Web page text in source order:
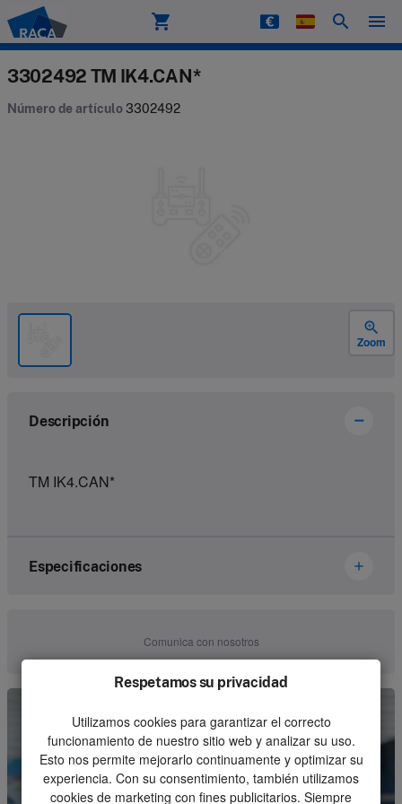
Raca shopping_cart search menu
3302492 TM IK4.CAN*
Número de artículo3302492
zoom_in
Zoom
Descripción
TM IK4.CAN*
Especificaciones
Unit
Piece
Minimum order quantity
1
Comunica con nosotros
Respetamos su privacidad
Utilizamos cookies para garantizar el correcto
funcionamiento de nuestro sitio web y analizar su uso.
Esto nos permite mejorarlo continuamente y optimizar su
experiencia. Con su consentimiento, también utilizamos
cookies de marketing con fines publicitarios. Siempre